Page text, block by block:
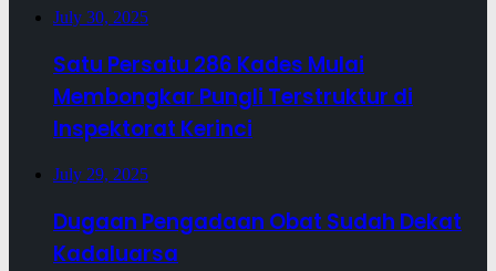
July 30, 2025
Satu Persatu 286 Kades Mulai
Membongkar Pungli Terstruktur di
Inspektorat Kerinci
July 29, 2025
Dugaan Pengadaan Obat Sudah Dekat
Kadaluarsa